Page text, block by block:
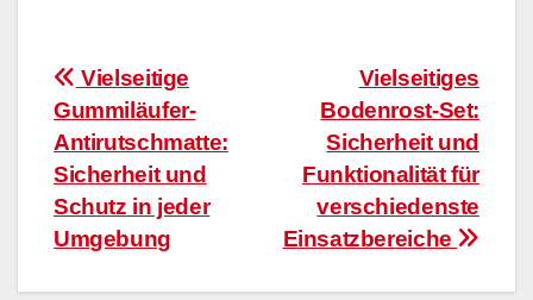
BeitragsnavigationVielseitiges
Bodenrost-Set:
Sicherheit und
Funktionalität für
verschiedenste
Einsatzbereiche
Vielseitige
Gummiläufer-
Antirutschmatte:
Sicherheit und
Schutz in jeder
Umgebung